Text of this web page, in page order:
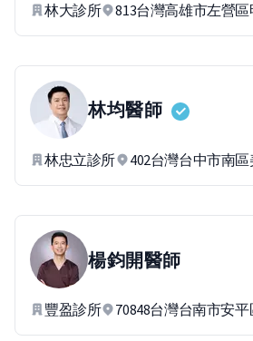
林大診所 813台灣高雄市左營
林均醫師
林忠立診所 402台灣台中市南
楊鈞開醫師
豐盈診所 70848台灣台南市安